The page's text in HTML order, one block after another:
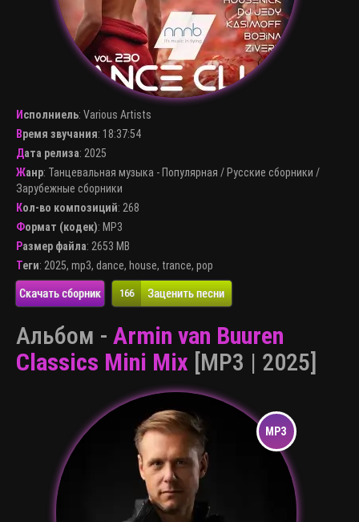
Исполниель: Various Artists
Время звучания: 18:37:54
Дата релиза: 2025
Жанр: Танцевальная музыка - Популярная / Русские сборники /
Зарубежные сборники
Кол-во композиций: 268
Формат (кодек): MP3
Размер файла: 2653 MB
Теги: 2025, mp3, dance, house, trance, pop
Скачать сборник 166 Заценить песни
Альбом - Armin van Buuren
Classics Mini Mix [MP3 | 2025]